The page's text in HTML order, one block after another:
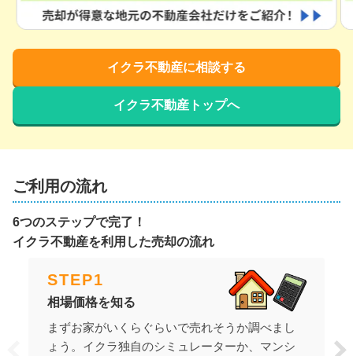
イクラ不動産に相談する
イクラ不動産トップへ
ご利用の流れ
6つのステップで完了！
イクラ不動産を利用した売却の流れ
STEP1
相場価格を知る
まずお家がいくらぐらいで売れそうか調べまし
ょう。イクラ独自のシミュレーターか、マンシ